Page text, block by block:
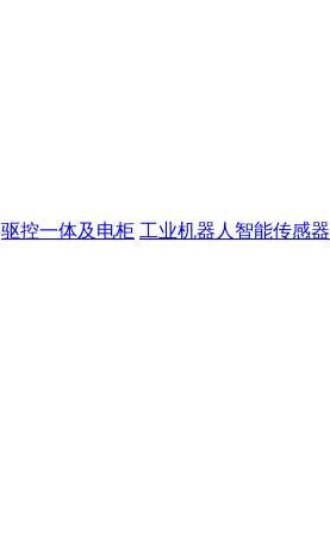
驱控一体及电柜 工业机器人智能传感器